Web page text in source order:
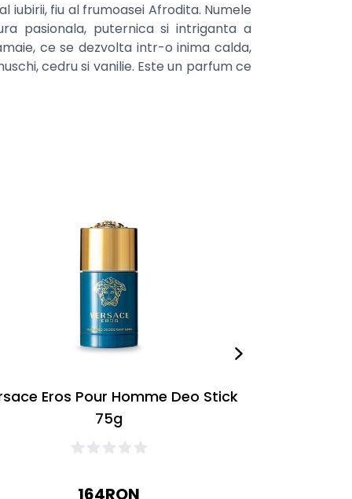
fiu al frumoasei Afrodita. Numele
pasionala, puternica si intriganta a
ce se dezvolta intr-o inima calda,
cedru si vanilie. Este un parfum ce
Eros Pour Homme Deo Stick
75g
164RON